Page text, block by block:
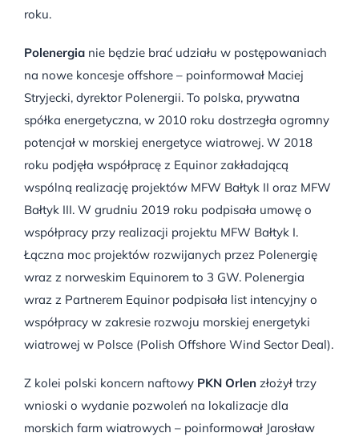
roku.
Polenergianie będzie brać udziału w postępowaniach
na nowe koncesje offshore – poinformował Maciej
Stryjecki, dyrektor Polenergii. To polska, prywatna
spółka energetyczna, w 2010 roku dostrzegła ogromny
potencjał w morskiej energetyce wiatrowej. W 2018
roku podjęła współpracę z Equinor zakładającą
wspólną realizację projektów MFW Bałtyk II oraz MFW
Bałtyk III. W grudniu 2019 roku podpisała umowę o
współpracy przy realizacji projektu MFW Bałtyk I.
Łączna moc projektów rozwijanych przez Polenergię
wraz z norweskim Equinorem to 3 GW. Polenergia
wraz z Partnerem Equinor podpisała list intencyjny o
współpracy w zakresie rozwoju morskiej energetyki
wiatrowej w Polsce (Polish Offshore Wind Sector Deal).
Z kolei polski koncern naftowy PKN Orlen złożył trzy
wnioski o wydanie pozwoleń na lokalizacje dla
morskich farm wiatrowych – poinformował Jarosław